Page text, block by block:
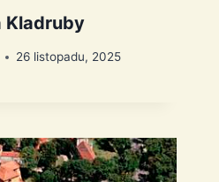
Kladruby
26 listopadu, 2025